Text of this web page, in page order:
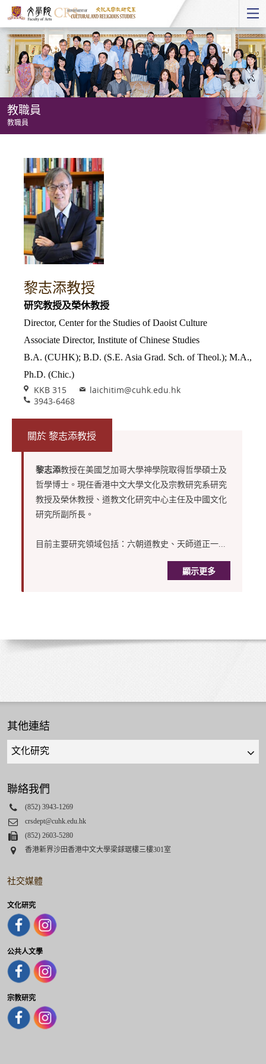
Start
main
Content
教職員
教職員
黎志添教授
研究教授及榮休教授
Director, Center for the Studies of Daoist Culture
Associate Director, Institute of Chinese Studies
B.A. (CUHK); B.D. (S.E. Asia Grad. Sch. of Theol.); M.A.,
Ph.D. (Chic.)
VenueKKB 315 Emaillaichitim@cuhk.edu.hk
Phone3943-6468
關於 黎志添教授
黎志添教授在美國芝加哥大學神學院取得哲學碩士及
哲學博士。現任香港中文大學文化及宗教研究系研究
教授及榮休教授、道教文化研究中心主任及中國文化
研究所副所長。
目前主要研究領域包括：六朝道教史、天師道正一...
顯示更多
其他連結
Quick
links
select
聯絡我們
Phone
(852) 3943-1269
Email
crsdept@cuhk.edu.hk
Fax(852) 2603-5280
Address
香港新界沙田香港中文大學梁銶琚樓三樓301室
社交媒體
文化研究
公共人文學
宗教研究